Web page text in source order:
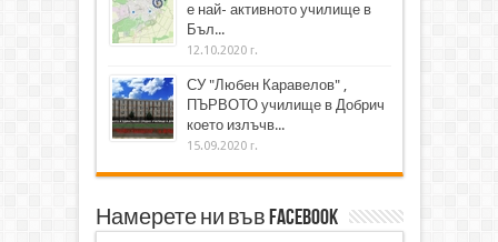
е най- активното училище в
Бъл...
12.10.2020 г.
СУ "Любен Каравелов" ,
ПЪРВОТО училище в Добрич
което излъчв...
15.09.2020 г.
Намерете ни във Facebook